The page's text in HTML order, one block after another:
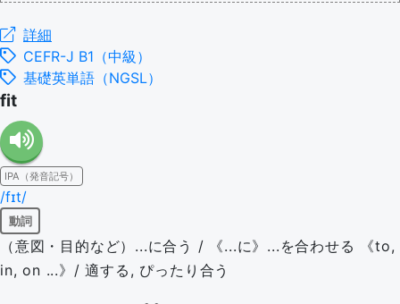
詳細
CEFR-J B1（中級）
基礎英単語（NGSL）
fit
IPA（発音記号）
/fɪt/
動詞
（意図・目的など）...に合う / 《...に》...を合わせる 《to,
in, on ...》/ 適する, ぴったり合う